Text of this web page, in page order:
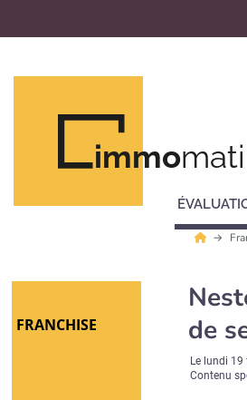
immo
FRANCHISE
de
Le lundi 19
Contenu